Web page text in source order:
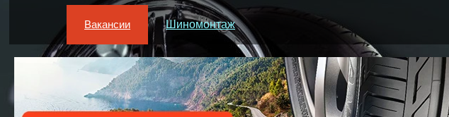
Вакансии Шиномонтаж